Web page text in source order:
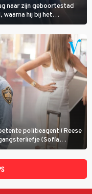
naar zijn geboortestad
waarna hij bij het
begint te vermoeden
politieagent (Reese
(Sofía
en moordlustige